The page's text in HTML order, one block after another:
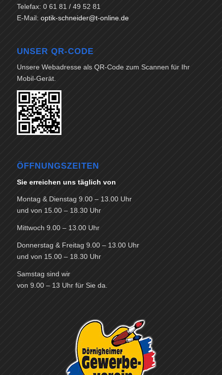
Telefax: 0 61 81 / 49 52 81
E-Mail: optik-schneider@t-online.de
UNSER QR-CODE
Unsere Webadresse als QR-Code zum Scannen für Ihr
Mobil-Gerät.
ÖFFNUNGSZEITEN
Sie erreichen uns täglich von
Montag & Dienstag 9.00 – 13.00 Uhr
und von 15.00 – 18.30 Uhr
Mittwoch 9.00 – 13.00 Uhr
Donnerstag & Freitag 9.00 – 13.00 Uhr
und von 15.00 – 18.30 Uhr
Samstag sind wir
von 9.00 – 13 Uhr für Sie da.